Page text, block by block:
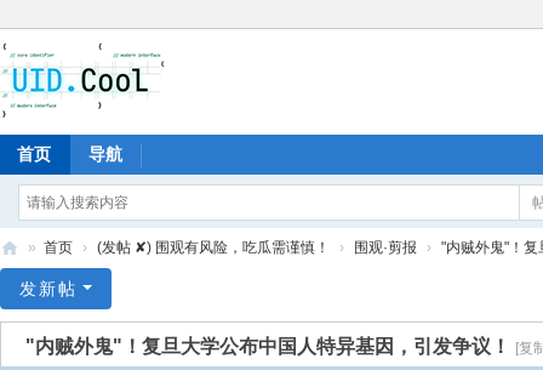
首页 导航
爱
» 首页 › (发帖 ✘) 围观有风险，吃瓜需谨慎！ › 围观·剪报 › "内贼外鬼"！复
发新帖
"内贼外鬼"！复旦大学公布中国人特异基因，引发争议！ [复